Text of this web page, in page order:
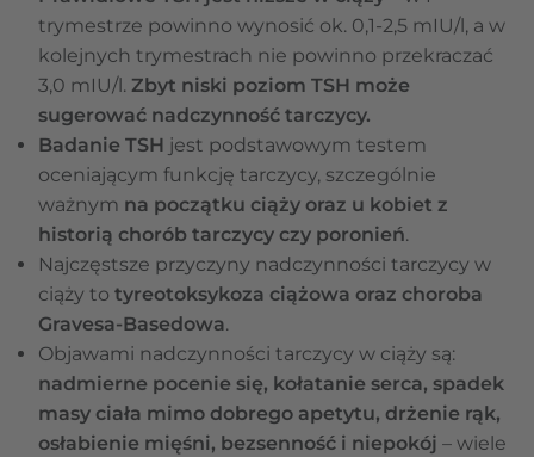
trymestrze powinno wynosić ok. 0,1-2,5 mIU/l, a w
kolejnych trymestrach nie powinno przekraczać
3,0 mIU/l. Zbyt niski poziom TSH może
sugerować nadczynność tarczycy.
Badanie TSH jest podstawowym testem
oceniającym funkcję tarczycy, szczególnie
ważnym na początku ciąży oraz u kobiet z
historią chorób tarczycy czy poronień.
Najczęstsze przyczyny nadczynności tarczycy w
ciąży to tyreotoksykoza ciążowa oraz choroba
Gravesa-Basedowa.
Objawami nadczynności tarczycy w ciąży są:
nadmierne pocenie się, kołatanie serca, spadek
masy ciała mimo dobrego apetytu, drżenie rąk,
osłabienie mięśni, bezsenność i niepokój – wiele